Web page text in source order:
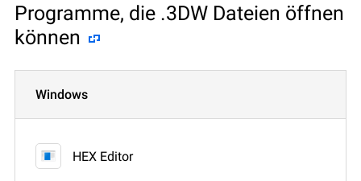
Programme, die .3DW Dateien öffnen
können
Windows
HEX Editor